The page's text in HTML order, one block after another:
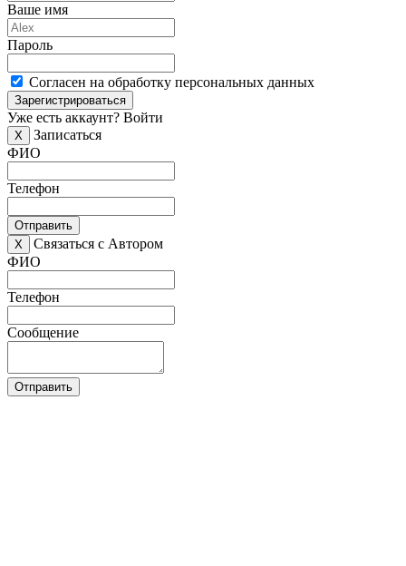
Ваше имя
Пароль
Согласен на обработку персональных данных
Зарегистрироваться
Уже есть аккаунт? Войти
X
Записаться
ФИО
Телефон
Отправить
X
Связаться с Автором
ФИО
Телефон
Сообщение
Отправить